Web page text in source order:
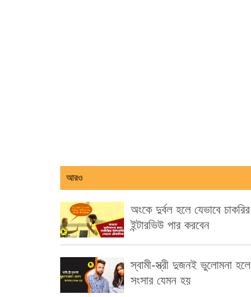
আরও
অংকে দুর্বল হলে যেভাবে চাকরির
ইন্টারভিউ পার করবেন
স্বামী-স্ত্রী দুজনই ভুলোমনা হলে
সংসার যেমন হয়